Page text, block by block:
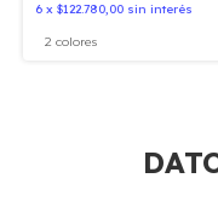
6 x $122.780,00 sin interés
2 colores